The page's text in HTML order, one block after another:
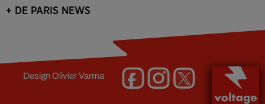
+ DE PARIS NEWS
DesignOlivier Varma